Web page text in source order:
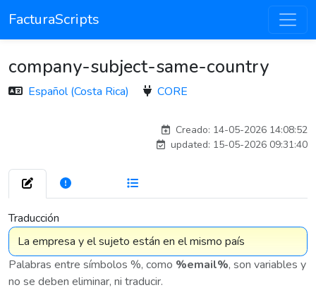
FacturaScripts
company-subject-same-country
Español (Costa Rica) CORE
Creado: 14-05-2026 14:08:52
updated: 15-05-2026 09:31:40
Traducción
Palabras entre símbolos %, como %email%, son variables y
no se deben eliminar, ni traducir.